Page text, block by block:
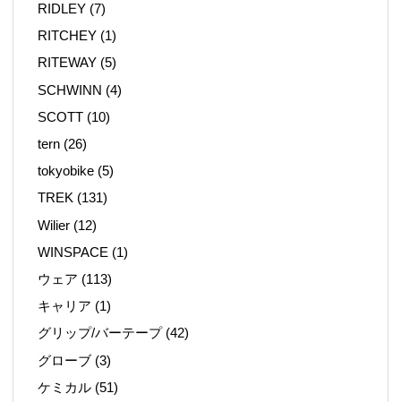
RIDLEY (7)
RITCHEY (1)
RITEWAY (5)
SCHWINN (4)
SCOTT (10)
tern (26)
tokyobike (5)
TREK (131)
Wilier (12)
WINSPACE (1)
ウェア (113)
キャリア (1)
グリップ/バーテープ(42)
グローブ (3)
ケミカル (51)